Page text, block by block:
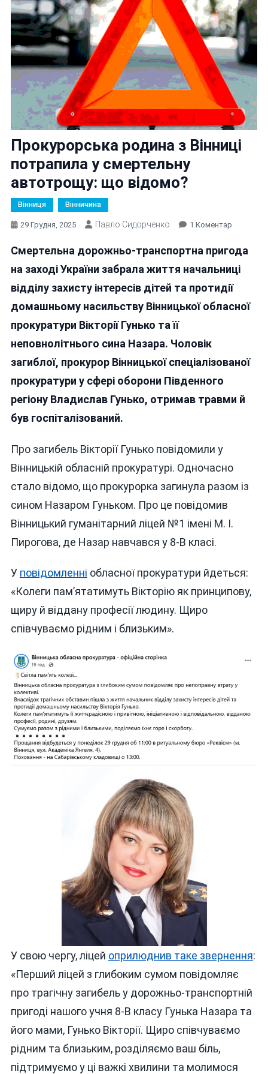
Прокурорська родина з Вінниці
потрапила у смертельну
автотрощу: що відомо?
Вінниця Вінничина
29 Грудня, 2025 Павло Сидорченко 1 КоментарДо
Родина
З
У
Відомо?
Смертельна дорожньо-транспортна пригода
на заході України забрала життя начальниці
відділу захисту інтересів дітей та протидії
домашньому насильству Вінницької обласної
прокуратури Вікторії Гунько та її
неповнолітнього сина Назара. Чоловік
загиблої, прокурор Вінницької спеціалізованої
прокуратури у сфері оборони Південного
регіону Владислав Гунько, отримав травми й
був госпіталізований.
Про загибель Вікторії Гунько повідомили у
Вінницькій обласній прокуратурі. Одночасно
стало відомо, що прокурорка загинула разом із
сином Назаром Гуньком. Про це повідомив
Вінницький гуманітарний ліцей №1 імені М. І.
Пирогова, де Назар навчався у 8-В класі.
У повідомленні обласної прокуратури йдеться:
«Колеги пам’ятатимуть Вікторію як принципову,
щиру й віддану професії людину. Щиро
співчуваємо рідним і близьким».
У свою чергу, ліцей оприлюднив таке звернення:
«Перший ліцей з глибоким сумом повідомляє
про трагічну загибель у дорожньо-транспортній
пригоді нашого учня 8-В класу Гунька Назара та
його мами, Гунько Вікторії. Щиро співчуваємо
рідним та близьким, розділяємо ваш біль,
підтримуємо у ці важкі хвилини та молимося